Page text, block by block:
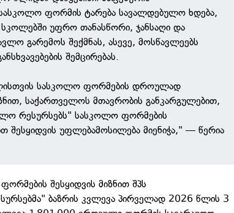
ფორმის ტარება სავალდებულო ხდება,
უფრო თანასწორი, ჯანსაღი და
გარემოს შექმნას, ასევე, მოსწავლეებს
შემცირებას.
სასკოლო ფორმების დროულად
საქართველოს მთავრობის განკარგულებით,
რესურსებს" სასკოლო ფორმების
შესყიდვის უფლებამოსილება მიენიჭა," — წერია
შესყიდვის მიზნით შპს
ბაზრის კვლევა პირველად 2026 წლის 3